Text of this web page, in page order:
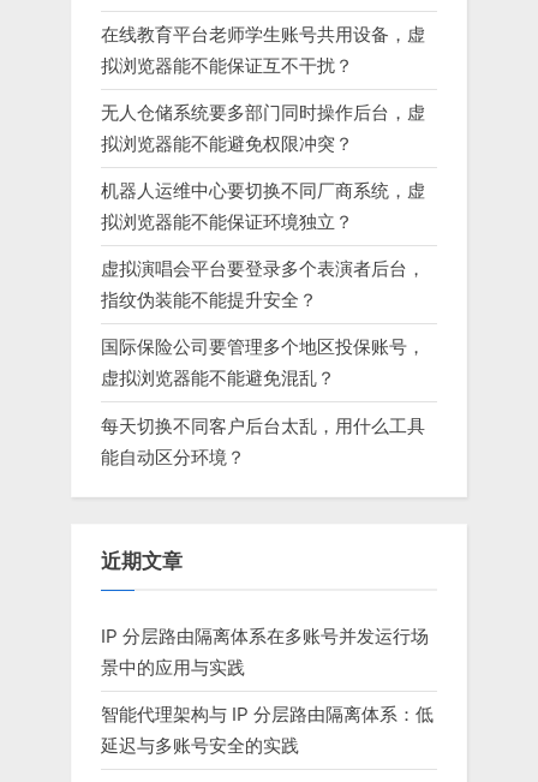
在线教育平台老师学生账号共用设备，虚
拟浏览器能不能保证互不干扰？
无人仓储系统要多部门同时操作后台，虚
拟浏览器能不能避免权限冲突？
机器人运维中心要切换不同厂商系统，虚
拟浏览器能不能保证环境独立？
虚拟演唱会平台要登录多个表演者后台，
指纹伪装能不能提升安全？
国际保险公司要管理多个地区投保账号，
虚拟浏览器能不能避免混乱？
每天切换不同客户后台太乱，用什么工具
能自动区分环境？
近期文章
IP 分层路由隔离体系在多账号并发运行场
景中的应用与实践
智能代理架构与 IP 分层路由隔离体系：低
延迟与多账号安全的实践